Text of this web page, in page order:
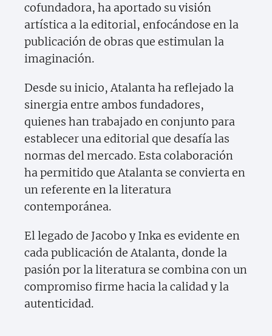
cofundadora, ha aportado su visión
artística a la editorial, enfocándose en la
publicación de obras que estimulan la
imaginación.
Desde su inicio, Atalanta ha reflejado la
sinergia entre ambos fundadores,
quienes han trabajado en conjunto para
establecer una editorial que desafía las
normas del mercado. Esta colaboración
ha permitido que Atalanta se convierta en
un referente en la literatura
contemporánea.
El legado de Jacobo y Inka es evidente en
cada publicación de Atalanta, donde la
pasión por la literatura se combina con un
compromiso firme hacia la calidad y la
autenticidad.